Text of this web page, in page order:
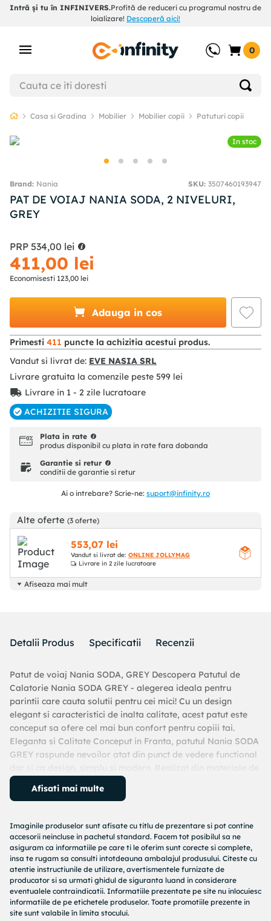
Intră și tu în INFINIVERS.Profită de reduceri cu programul nostru de
loializare! Descoperă aici!
0
Casa si Gradina Mobilier Mobilier copii Patuturi copii
In stoc
Nania SKU: 3507460193947
PAT DE VOIAJ NANIA SODA, 2 NIVELURI,
GREY
PRP 534,00 lei
411,00 lei
Economisesti 123,00 lei
Adauga in cos
Primesti 411 puncte la achizitia acestui produs.
Vandut si livrat de: EVE NASIA SRL
Livrare gratuita la comenzile peste 599 lei
Livrare in 1 - 2 zile lucratoare
ACHIZITIE SIGURA
Plata in rate
produs disponibil cu plata in rate fara dobanda
Garantie si retur
conditii de garantie si retur
Ai o intrebare? Scrie-ne: suport@infinity.ro
Alte oferte (3 oferte)
553,07 lei
Vandut si livrat de: ONLINE JOLLYMAG
Livrare in 2 zile lucratoare
Afiseaza mai mult
Detalii Produs Specificatii Recenzii
Patut de voiaj Nania SODA, GREY Descopera Patutul de
Calatorie Nania SODA GREY - alegerea ideala pentru
parintii care cauta solutii pentru cei mici! Cu un design
elegant si caracteristici de inalta calitate, acest patut este
conceput sa ofere cel mai bun confort pentru copiii tai.
Eleganta si Calitate Conceput in Franta, patutul Nania SODA
GREY raspunde nevoilor atat din punct de vedere functional
calitate superioara, patutul Nania SODA GREY este robust si
durabil. O investitie pe termen lung in confortul si siguranta
Creat special pentru cei mici, patutul de calatorie Nania
SODA GREY este potrivit pentru copii de la nastere si pana
la 3 ani, asigurand un somn odihnitor si sigur pe tot
parcursul primei etape a vietii. Patutul ofera posibilitatea de
a regla inaltimea saltelei pe 2 niveluri. Astfel, primul nivel
este destinat bebelusilor ramanand in acelasi timp si un
spatiu practic de depozitare sub patut, pentru jucariile
copilului de exemplu. Compact si Usor de Manevrat Cu o
Afisati mai multe
Imaginile produselor sunt afisate cu titlu de prezentare si pot contine
accesorii neincluse in pachetul standard. Facem tot posibilul sa ne
asiguram ca informatiile pe care ti le oferim sunt corecte si complete,
insa te rugam sa consulti intotdeauna ambalajul produsului. Citeste cu
atentie instructiunile de utilizare, avertismentele furnizate de
producator si sa urmati ghidul de siguranta luand in considerare
eventualele contraindicatii. Informatiile prezentate pe site nu inlocuiesc
informatiile de pe etichetele produselor. Toate promotiile prezente in
site sunt valabile în limita stocului.